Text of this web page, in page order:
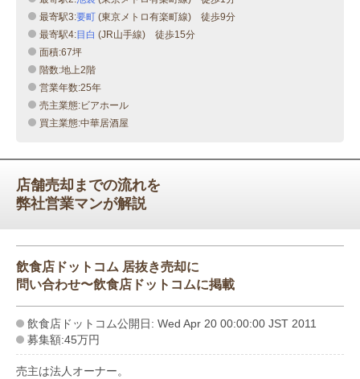
最寄駅3:要町 (東京メトロ有楽町線) 徒歩9分
最寄駅4:目白 (JR山手線) 徒歩15分
面積:67坪
階数:地上2階
営業年数:25年
売主業態:ビアホール
買主業態:中華居酒屋
店舗売却までの流れを
弊社営業マンが解説
飲食店ドットコム 居抜き売却に
問い合わせ〜飲食店ドットコムに掲載
飲食店ドットコム公開日: Wed Apr 20 00:00:00 JST 2011
募集額:45万円
売主は法人オーナー。